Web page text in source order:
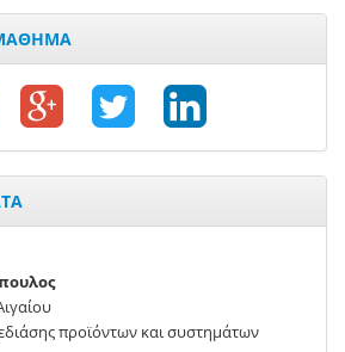
προϊόντων και συστημάτων